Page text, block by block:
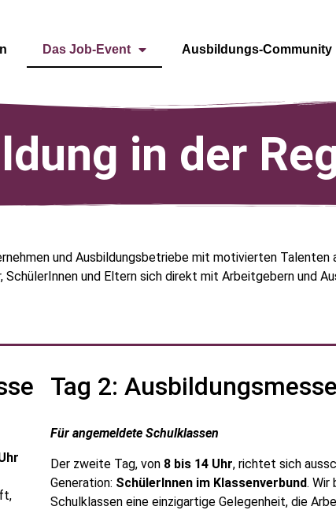
Das Job-Event Ausbildungs-Community
in der
und Ausbildungsbetriebe mit motivierten Talenten
und Eltern sich direkt mit Arbeitgebern und
Tag 2: Ausbildungsmesse
Für angemeldete Schulklassen
Der zweite Tag, von 8 bis 14 Uhr, richtet sich
Generation: SchülerInnen im Klassenverbund. Wir
Schulklassen eine einzigartige Gelegenheit, die